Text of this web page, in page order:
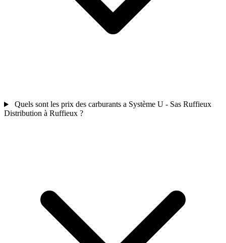
Quels sont les prix des carburants a Système U - Sas Ruffieux
Distribution à Ruffieux ?